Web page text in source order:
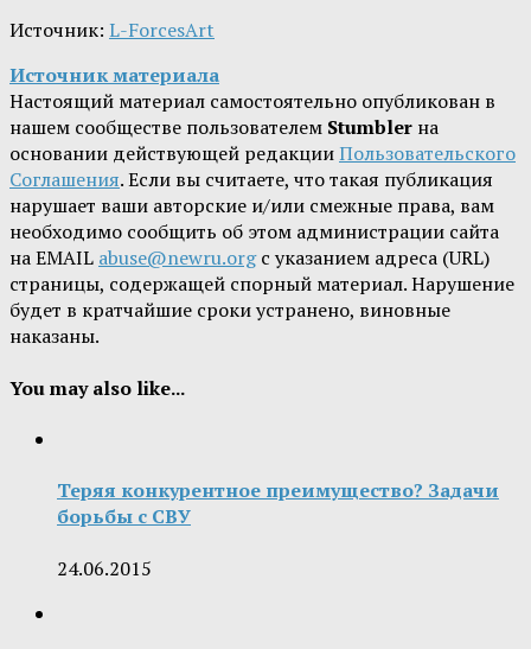
Источник: L-ForcesArt
Источник материала
Настоящий материал самостоятельно опубликован в
нашем сообществе пользователем Stumbler на
основании действующей редакцииПользовательского
Соглашения. Если вы считаете, что такая публикация
нарушает ваши авторские и/или смежные права, вам
необходимо сообщить об этом администрации сайта
на EMAIL abuse@newru.orgс указанием адреса (URL)
страницы, содержащей спорный материал. Нарушение
будет в кратчайшие сроки устранено, виновные
наказаны.
You may also like...
Теряя конкурентное преимущество? Задачи
борьбы с СВУ
24.06.2015